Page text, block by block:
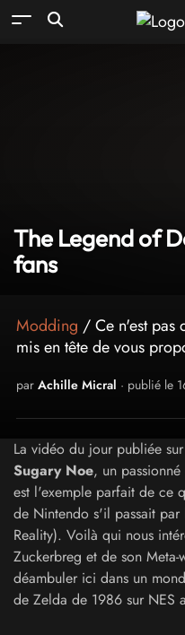
The Legend of
fans
Modding / Ce n'est pas
mis en tête de vous
par Achille Micral · publié le
La vidéo du jour publiée sur
Sugary Noe, un
est l'exemple parfait de ce
de Nintendo s'il passait
Reality). Voilà qui nous
Zuckerbreg et de son
déambuler ici dans un
de Zelda de 1986 sur NES